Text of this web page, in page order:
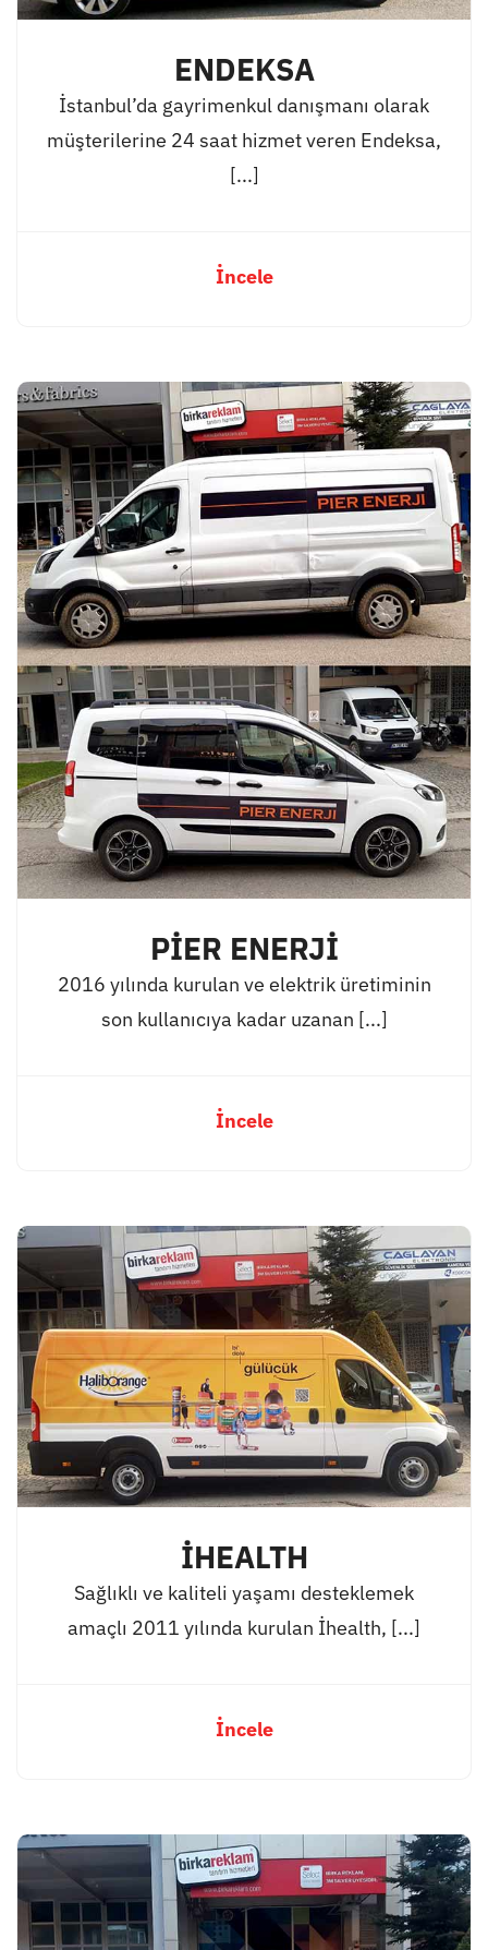
ENDEKSA
İstanbul’da gayrimenkul danışmanı olarak
müşterilerine 24 saat hizmet veren Endeksa,
[...]
İncele
PİER ENERJİ
2016 yılında kurulan ve elektrik üretiminin
son kullanıcıya kadar uzanan [...]
İncele
İHEALTH
Sağlıklı ve kaliteli yaşamı desteklemek
amaçlı 2011 yılında kurulan İhealth, [...]
İncele